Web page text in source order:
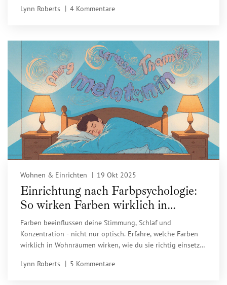
verlieren als zu sparen.
Lynn Roberts 4 Kommentare
Wohnen & Einrichten 19 Okt 2025
Einrichtung nach Farbpsychologie:
So wirken Farben wirklich in
Wohnräumen
Farben beeinflussen deine Stimmung, Schlaf und
Konzentration - nicht nur optisch. Erfahre, welche Farben
wirklich in Wohnräumen wirken, wie du sie richtig einsetzt
Lynn Roberts
5 Kommentare